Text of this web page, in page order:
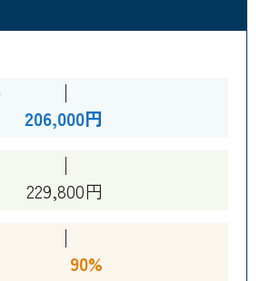
206,000円
229,800円
90%